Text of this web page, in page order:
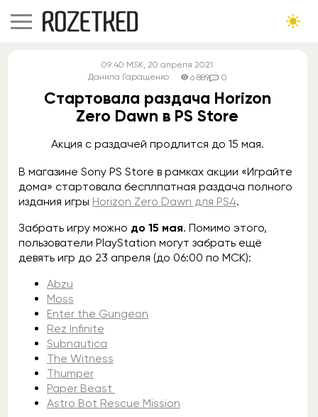
09:40 MSK, 20 апреля 2021
Данила Гаращенко
6 889 0
Стартовала раздача Horizon
Zero Dawn в PS Store
Акция с раздачей продлится до 15 мая.
В магазине Sony PS Store в рамках акции «Играйте
дома» стартовала бесплпатная раздача полного
издания игры Horizon Zero Dawn для PS4.
Забрать игру можно до 15 мая. Помимо этого,
пользователи PlayStation могут забрать ещё
девять игр до 23 апреля (до 06:00 по МСК):
Abzu
Moss
Enter the Gungeon
Rez Infinite
Subnautica
The Witness
Thumper
Paper Beast
Astro Bot Rescue Mission